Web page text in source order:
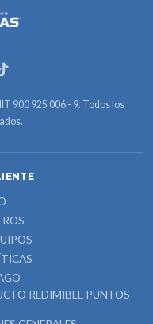
900 925 006 - 9. Todos los
REDIMIBLE PUNTOS